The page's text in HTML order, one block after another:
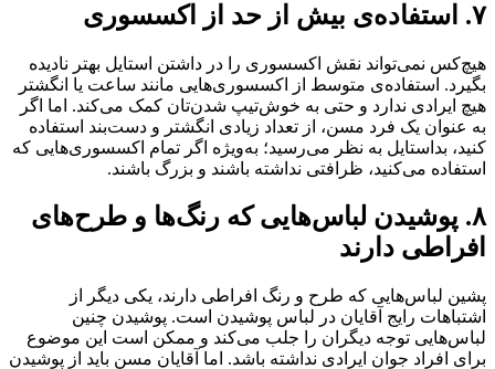
۷. استفاده‌ی بیش از حد از اکسسوری
هیچ‌کس نمی‌تواند نقش اکسسوری را در داشتن استایل بهتر نادیده
بگیرد. استفاده‌ی متوسط از اکسسوری‌هایی مانند ساعت یا انگشتر
هیچ ایرادی ندارد و حتی به خوش‌تیپ شدن‌تان کمک می‌کند. اما اگر
به عنوان یک فرد مسن، از تعداد زیادی انگشتر و دست‌بند استفاده
کنید، بداستایل به نظر می‌رسید؛ به‌ویژه اگر تمام اکسسوری‌هایی که
استفاده می‌کنید، ظرافتی نداشته باشند و بزرگ باشند.
۸. پوشیدن لباس‌هایی که رنگ‌ها‌ و طرح‌‌های
افراطی دارند
پشین لباس‌هایی که طرح و رنگ افراطی دارند، یکی دیگر از
اشتباهات رایج آقایان در لباس پوشیدن است. پوشیدن چنین
لباس‌هایی توجه دیگران را جلب می‌کند و ممکن است این موضوع
برای افراد جوان ایرادی نداشته باشد. اما آقایان مسن باید از پوشیدن